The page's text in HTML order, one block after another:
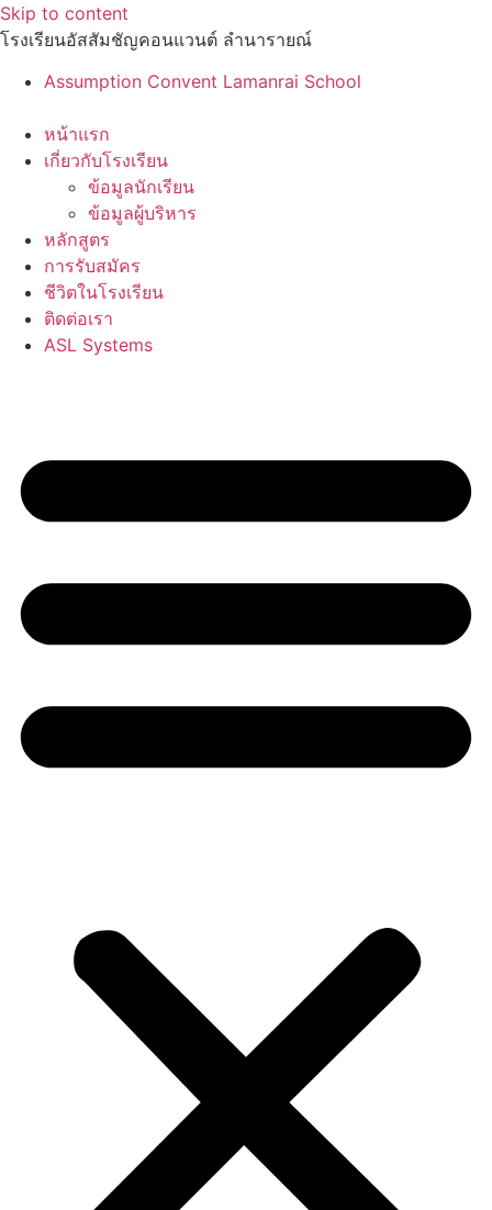
Skip to content
โรงเรียนอัสสัมชัญคอนแวนต์ ลำนารายณ์
Assumption Convent Lamanrai School
หน้าแรก
เกี่ยวกับโรงเรียน
ข้อมูลนักเรียน
ข้อมูลผู้บริหาร
หลักสูตร
การรับสมัคร
ชีวิตในโรงเรียน
ติดต่อเรา
ASL Systems